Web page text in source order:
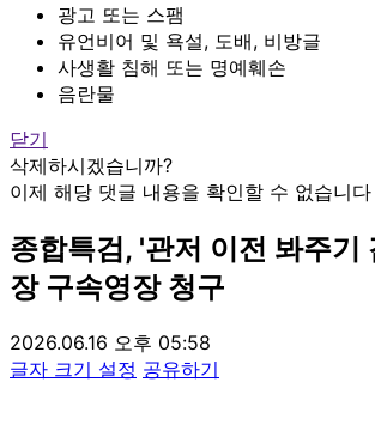
광고 또는 스팸
유언비어 및 욕설, 도배, 비방글
사생활 침해 또는 명예훼손
음란물
닫기
삭제하시겠습니까?
이제 해당 댓글 내용을 확인할 수 없습니다
종합특검, '관저 이전 봐주기
장 구속영장 청구
2026.06.16 오후 05:58
글자 크기 설정 공유하기